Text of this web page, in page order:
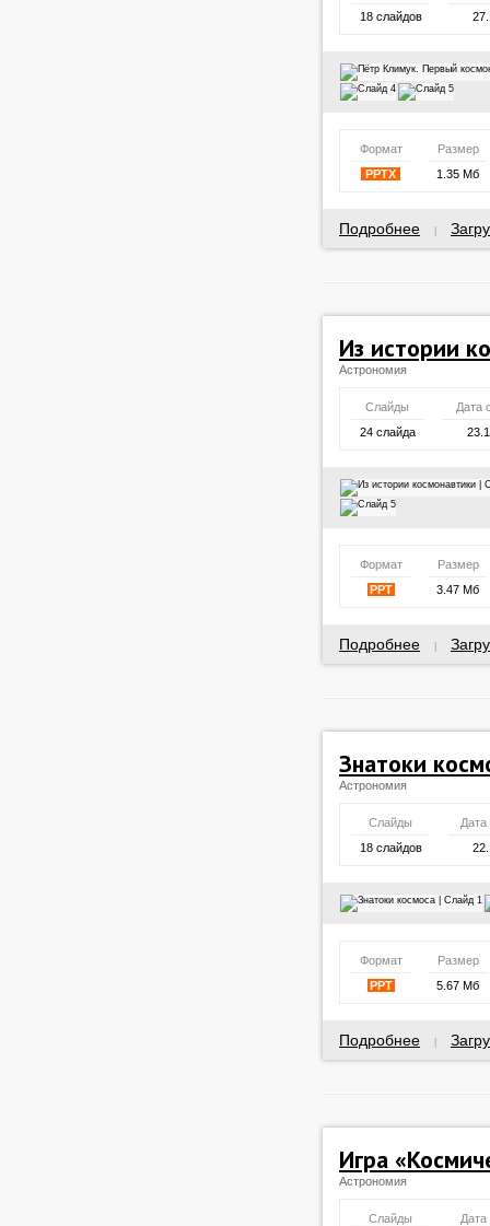
18 слайдов
Формат
Размер
PPTX
1.35 Мб
Подробнее
Из истории
Астрономия
Слайды
Дата
24 слайда
Формат
Размер
PPT
3.47 Мб
Подробнее
Знатоки
Астрономия
Слайды
Дата
18 слайдов
Формат
Размер
PPT
5.67 Мб
Подробнее
Игра
Астрономия
Слайды
Дата